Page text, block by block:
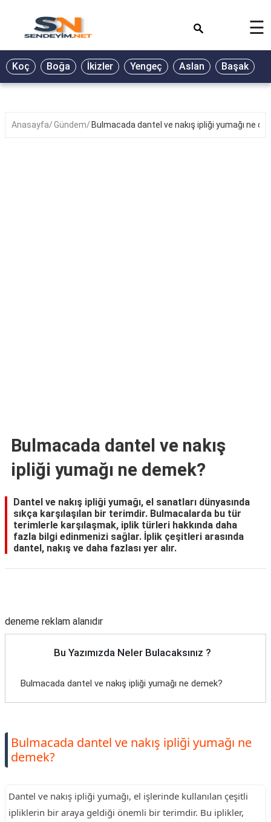
BİYOGRAFİ
GALERİ
☰
Koç Boğa İkizler Yengeç Aslan Başak
Anasayfa Gündem Bulmacada dantel ve nakış ipliği yumağı ne
Bulmacada dantel ve nakış
ipliği yumağı ne demek?
Dantel ve nakış ipliği yumağı, el sanatları dünyasında
sıkça karşılaşılan bir terimdir. Bulmacalarda bu tür
terimlerle karşılaşmak, iplik türleri hakkında daha
fazla bilgi edinmenizi sağlar. İplik çeşitleri arasında
dantel, nakış ve daha fazlası yer alır.
deneme reklam alanıdır
Bu Yazımızda Neler Bulacaksınız ?
Bulmacada dantel ve nakış ipliği yumağı ne demek?
Bulmacada dantel ve nakış ipliği yumağı ne
demek?
Dantel ve nakış ipliği yumağı, el işlerinde kullanılan çeşitli
ipliklerin bir araya geldiği önemli bir terimdir. Bu iplikler,